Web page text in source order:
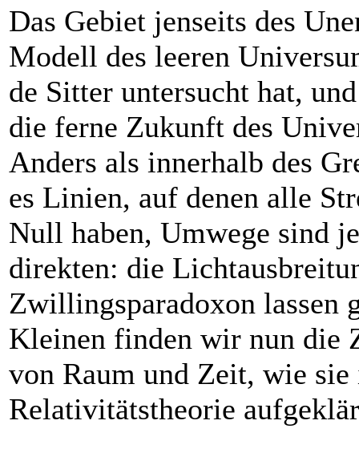
Das Gebiet jenseits des
Modell des leeren
de Sitter untersucht hat,
die ferne Zukunft des
Anders als innerhalb des
es Linien, auf denen alle
Null haben, Umwege sind
direkten: die
Zwillingsparadoxon lassen
Kleinen finden wir nun die
von Raum und Zeit, wie
Relativitätstheorie